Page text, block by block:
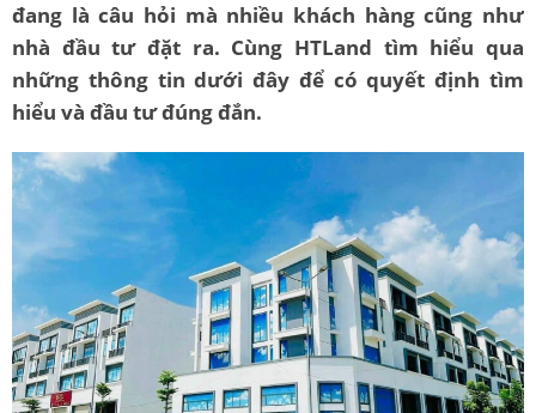
đang là câu hỏi mà nhiều khách hàng cũng như
nhà đầu tư đặt ra. Cùng HTLand tìm hiểu qua
những thông tin dưới đây để có quyết định tìm
hiểu và đầu tư đúng đắn.